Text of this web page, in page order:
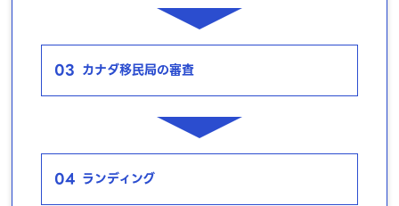
03 カナダ移民局の審査
04 ランディング